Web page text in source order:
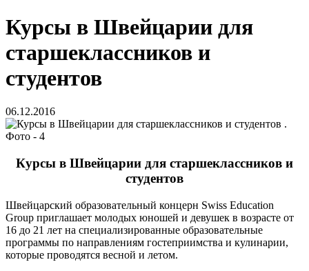
Курсы в Швейцарии для
старшеклассников и
студентов
06.12.2016
Курсы в Швейцарии для старшеклассников и
студентов
Швейцарский образовательный концерн Swiss Education
Group приглашает молодых юношей и девушек в возрасте от
16 до 21 лет на специализированные образовательные
программы по направлениям гостеприимства и кулинарии,
которые проводятся весной и летом.